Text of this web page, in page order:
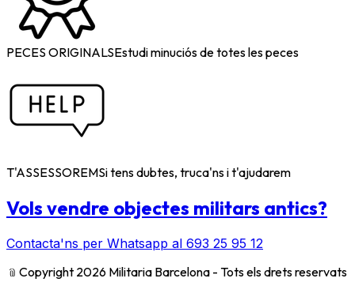
PECES ORIGINALSEstudi minuciós de totes les peces
T'ASSESSOREMSi tens dubtes, truca'ns i t'ajudarem
Vols vendre objectes militars antics?
Contacta'ns per Whatsapp al 693 25 95 12
﹫ Copyright 2026 Militaria Barcelona - Tots els drets reservats